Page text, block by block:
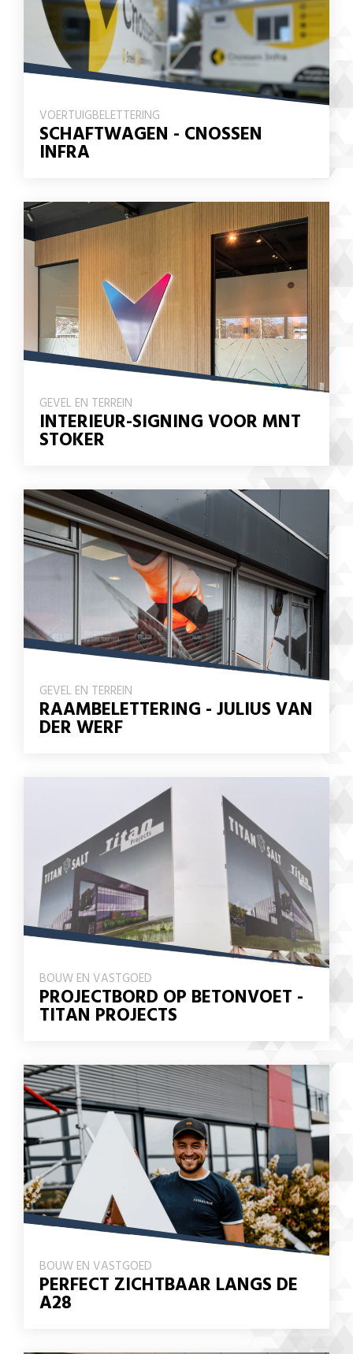
VOERTUIGBELETTERING
SCHAFTWAGEN - CNOSSEN
INFRA
GEVEL EN TERREIN
INTERIEUR-SIGNING VOOR MNT
STOKER
GEVEL EN TERREIN
RAAMBELETTERING - JULIUS VAN
DER WERF
BOUW EN VASTGOED
PROJECTBORD OP BETONVOET -
TITAN PROJECTS
BOUW EN VASTGOED
PERFECT ZICHTBAAR LANGS DE
A28